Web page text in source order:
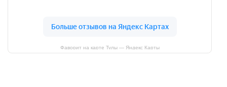
Фаворит на карте Тулы — Яндекс Карты